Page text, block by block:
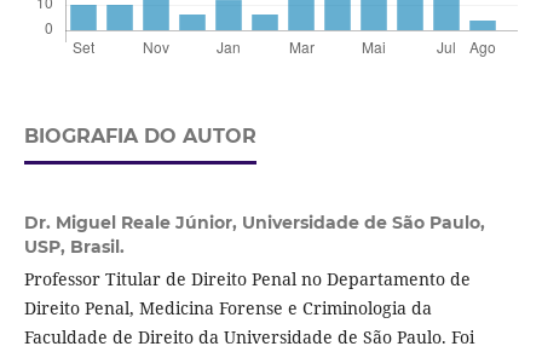
BIOGRAFIA DO AUTOR
Dr. Miguel Reale Júnior, Universidade de São Paulo,
USP, Brasil.
Professor Titular de Direito Penal no Departamento de
Direito Penal, Medicina Forense e Criminologia da
Faculdade de Direito da Universidade de São Paulo. Foi